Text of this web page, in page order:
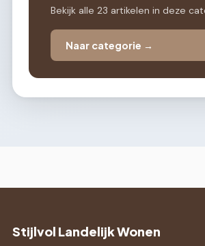
Bekijk alle 23 artikelen in deze
Naar categorie →
Stijlvol Landelijk Wonen